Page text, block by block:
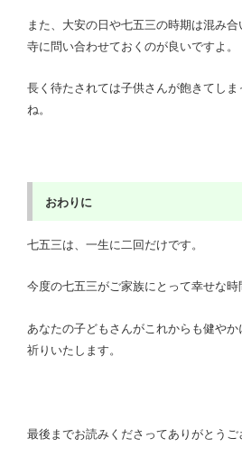
また、大安の日や七五三の時期は混み
寺に問い合わせておくのが良いですよ。
長く待たされては子供さんが飽きてしま
ね。
おわりに
七五三は、一生に二回だけです。
今度の七五三がご家族にとって幸せな時
あなたの子どもさんがこれからも健や
祈りいたします。
最後までお読みくださってありがとうご